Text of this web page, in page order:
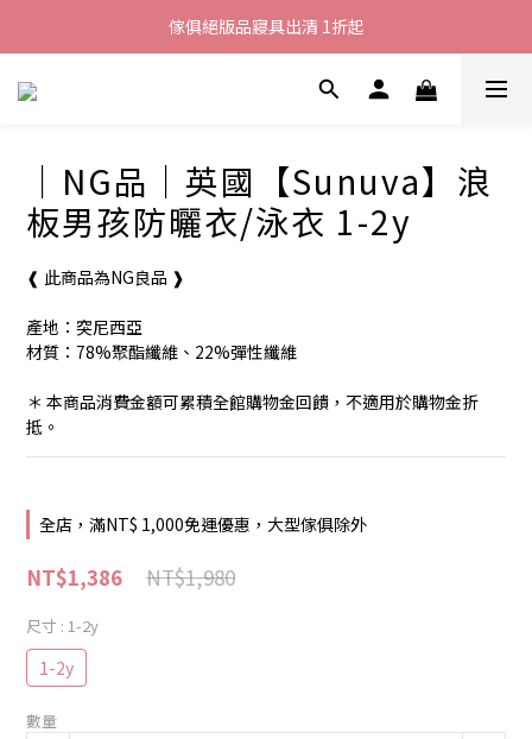
加入LINE好友就送您200元折價卷
傢俱絕版品寢具出清 1折起
全館滿$8000現折$500
｜NG品｜英國【Sunuva】浪
板男孩防曬衣/泳衣 1-2y
❰ 此商品為NG良品 ❱
產地：突尼西亞
材質：78%聚酯纖維、22%彈性纖維
＊ 本商品消費金額可累積全館購物金回饋，不適用於購物金折
抵。
全店，滿NT$ 1,000免運優惠，大型傢俱除外
NT$1,980
NT$1,386
尺寸 : 1-2y
1-2y
數量